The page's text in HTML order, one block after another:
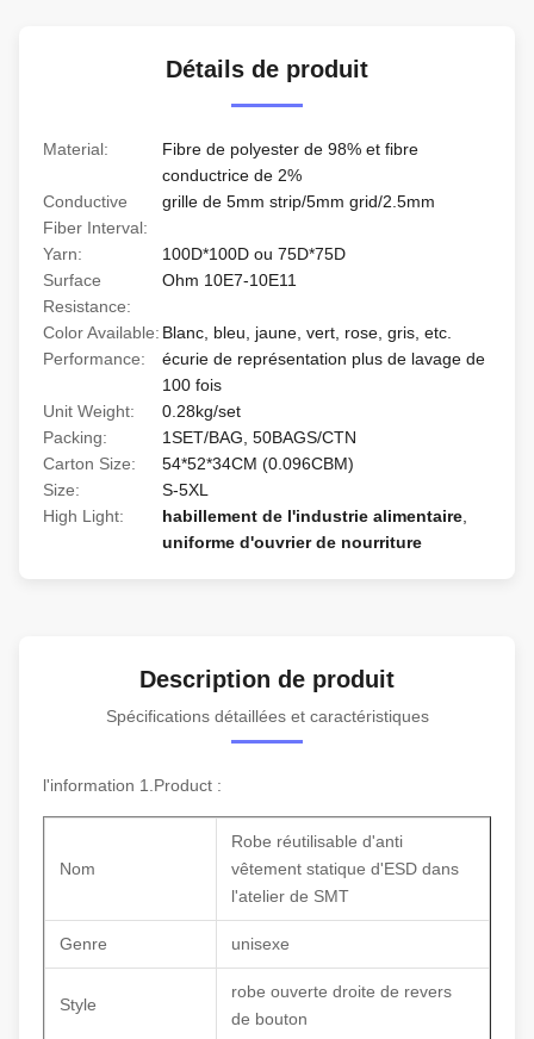
Détails de produit
Material:
Fibre de polyester de 98% et fibre
conductrice de 2%
Conductive
Fiber Interval:
grille de 5mm strip/5mm grid/2.5mm
Yarn:
100D*100D ou 75D*75D
Surface
Resistance:
Ohm 10E7-10E11
Color Available: Blanc, bleu, jaune, vert, rose, gris, etc.
Performance:
écurie de représentation plus de lavage de
100 fois
Unit Weight:
0.28kg/set
Packing:
1SET/BAG, 50BAGS/CTN
Carton Size:
54*52*34CM (0.096CBM)
Size:
S-5XL
High Light:
habillement de l'industrie alimentaire
uniforme d'ouvrier de nourriture
Description de produit
Spécifications détaillées et caractéristiques
l'information 1.Product :
Nom
Robe réutilisable d'anti
vêtement statique d'ESD dans
l'atelier de SMT
Genre unisexe
Style
robe ouverte droite de revers
de bouton